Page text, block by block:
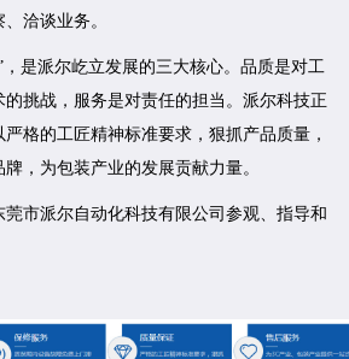
洽谈业务。
是派尔屹立发展的三大核心。品质是对工
挑战，服务是对责任的担当。派尔科技正
格的工匠精神标准要求，狠抓产品质量，
，为包装产业的发展贡献力量。
市派尔自动化科技有限公司参观、指导和